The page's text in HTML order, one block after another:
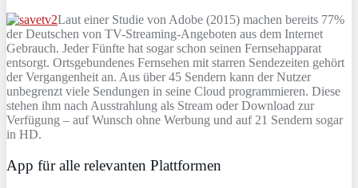
Laut einer Studie von Adobe (2015) machen bereits 77%
der Deutschen von TV-Streaming-Angeboten aus dem Internet
Gebrauch. Jeder Fünfte hat sogar schon seinen Fernsehapparat
entsorgt. Ortsgebundenes Fernsehen mit starren Sendezeiten gehört
der Vergangenheit an. Aus über 45 Sendern kann der Nutzer
unbegrenzt viele Sendungen in seine Cloud programmieren. Diese
stehen ihm nach Ausstrahlung als Stream oder Download zur
Verfügung – auf Wunsch ohne Werbung und auf 21 Sendern sogar
in HD.
App für alle relevanten Plattformen